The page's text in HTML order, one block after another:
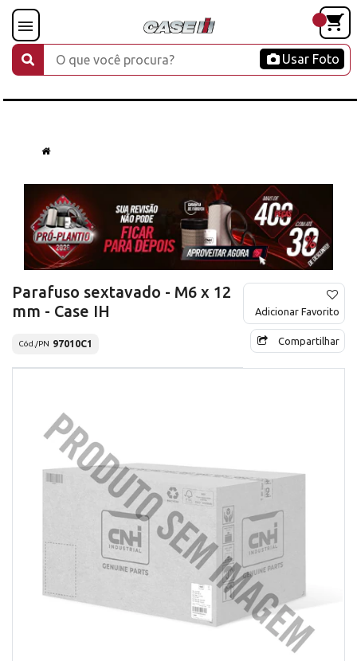
Usar Foto
Parafuso sextavado - M6 x 12
mm - Case IH
Cód./PN 97010C1
Adicionar Favorito
Compartilhar